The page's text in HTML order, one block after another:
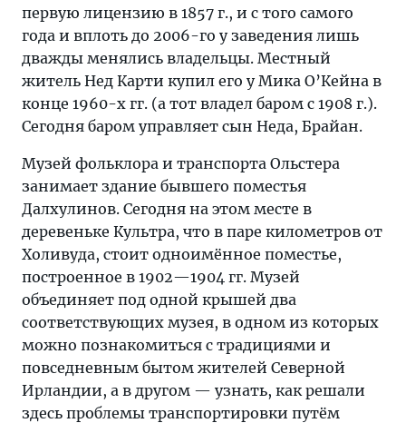
первую лицензию в 1857 г., и с того самого
года и вплоть до 2006-го у заведения лишь
дважды менялись владельцы. Местный
житель Нед Карти купил его у Мика О’Кейна в
конце 1960-х гг. (а тот владел баром с 1908 г.).
Сегодня баром управляет сын Неда, Брайан.
Музей фольклора и транспорта Ольстера
занимает здание бывшего поместья
Далхулинов. Сегодня на этом месте в
деревеньке Культра, что в паре километров от
Холивуда, стоит одноимённое поместье,
построенное в 1902—1904 гг. Музей
объединяет под одной крышей два
соответствующих музея, в одном из которых
можно познакомиться с традициями и
повседневным бытом жителей Северной
Ирландии, а в другом — узнать, как решали
здесь проблемы транспортировки путём